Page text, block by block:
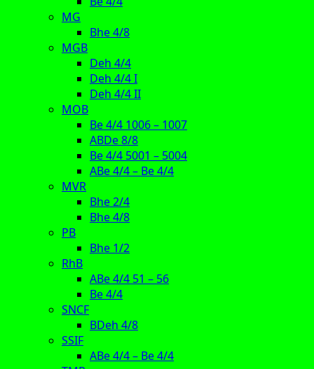
MG
Bhe 4/8
MGB
Deh 4/4
Deh 4/4 I
Deh 4/4 II
MOB
Be 4/4 1006 – 1007
ABDe 8/8
Be 4/4 5001 – 5004
ABe 4/4 – Be 4/4
MVR
Bhe 2/4
Bhe 4/8
PB
Bhe 1/2
RhB
ABe 4/4 51 – 56
Be 4/4
SNCF
BDeh 4/8
SSIF
ABe 4/4 – Be 4/4